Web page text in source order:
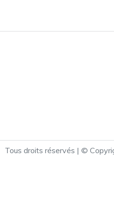
Tous droits réservés | ©